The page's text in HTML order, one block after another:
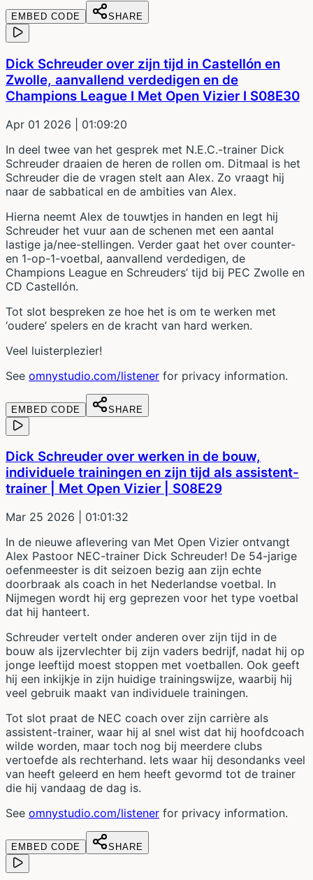
EMBED CODE SHARE
Dick Schreuder over zijn tijd in Castellón en
Zwolle, aanvallend verdedigen en de
Champions League I Met Open Vizier I S08E30
Apr 01 2026 | 01:09:20
In deel twee van het gesprek met N.E.C.-trainer Dick
Schreuder draaien de heren de rollen om. Ditmaal is het
Schreuder die de vragen stelt aan Alex. Zo vraagt hij
naar de sabbatical en de ambities van Alex.
Hierna neemt Alex de touwtjes in handen en legt hij
Schreuder het vuur aan de schenen met een aantal
lastige ja/nee-stellingen. Verder gaat het over counter-
en 1-op-1-voetbal, aanvallend verdedigen, de
Champions League en Schreuders’ tijd bij PEC Zwolle en
CD Castellón.
Tot slot bespreken ze hoe het is om te werken met
‘oudere’ spelers en de kracht van hard werken.
Veel luisterplezier!
See omnystudio.com/listener for privacy information.
EMBED CODE SHARE
Dick Schreuder over werken in de bouw,
individuele trainingen en zijn tijd als assistent-
trainer | Met Open Vizier | S08E29
Mar 25 2026 | 01:01:32
In de nieuwe aflevering van Met Open Vizier ontvangt
Alex Pastoor NEC-trainer Dick Schreuder! De 54-jarige
oefenmeester is dit seizoen bezig aan zijn echte
doorbraak als coach in het Nederlandse voetbal. In
Nijmegen wordt hij erg geprezen voor het type voetbal
dat hij hanteert.
Schreuder vertelt onder anderen over zijn tijd in de
bouw als ijzervlechter bij zijn vaders bedrijf, nadat hij op
jonge leeftijd moest stoppen met voetballen. Ook geeft
hij een inkijkje in zijn huidige trainingswijze, waarbij hij
veel gebruik maakt van individuele trainingen.
Tot slot praat de NEC coach over zijn carrière als
assistent-trainer, waar hij al snel wist dat hij hoofdcoach
wilde worden, maar toch nog bij meerdere clubs
vertoefde als rechterhand. Iets waar hij desondanks veel
van heeft geleerd en hem heeft gevormd tot de trainer
die hij vandaag de dag is.
See omnystudio.com/listener for privacy information.
EMBED CODE SHARE